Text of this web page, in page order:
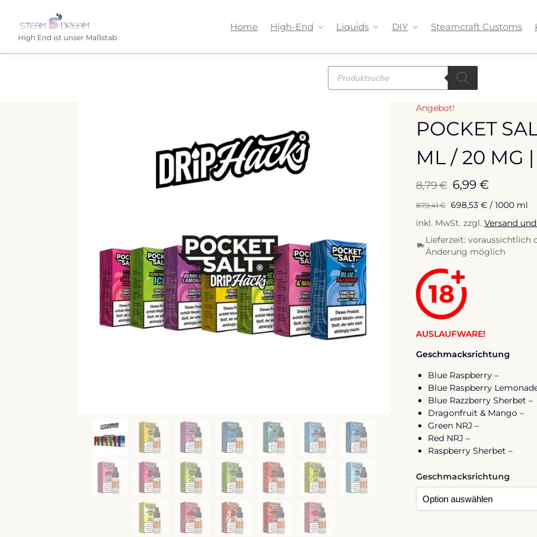
High End ist unser Maßstab
Home High-End Liquids DIY Steamcraft Customs
Angebot!
POCKET
ML / 20 MG
8,79€ 6,99€
879,41€ 698,53€ /1000 ml
inkl. MwSt. zzgl. Versand
Lieferzeit: voraussichtlich
Änderung möglich
AUSLAUFWARE!
Geschmacksrichtung
Blue Raspberry –
Blue Raspberry
Blue Razzberry Sherbet –
Dragonfruit & Mango –
Green NRJ –
Red NRJ –
Raspberry Sherbet –
Geschmacksrichtung